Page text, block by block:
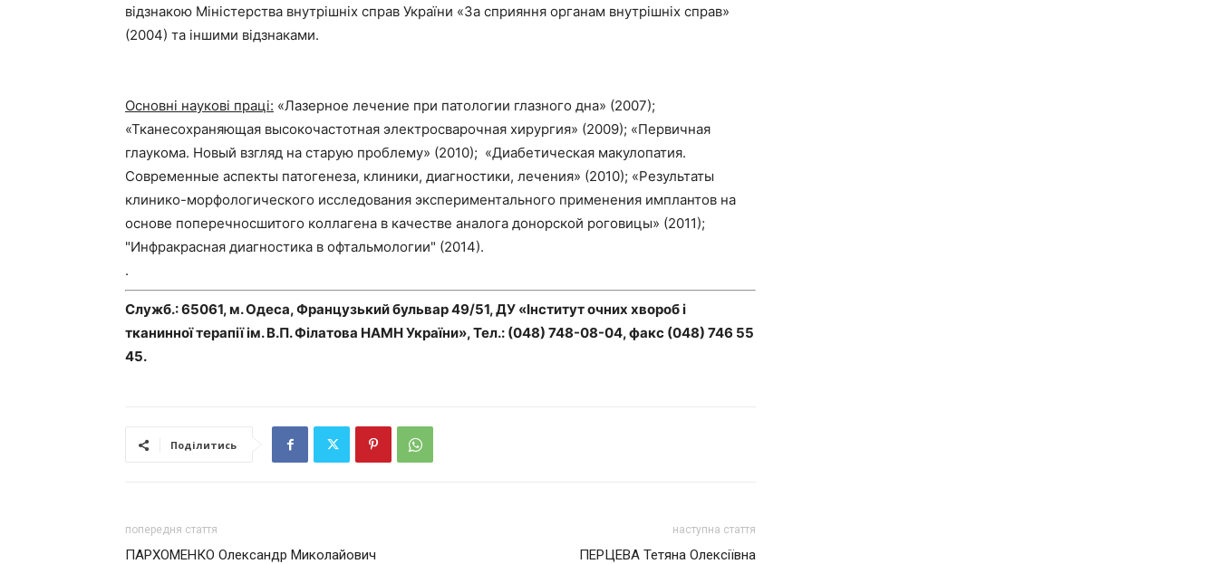
відзнакою Міністерства внутрішніх справ України «За сприяння органам внутрішніх справ»
(2004) та іншими відзнаками.
Основні наукові праці: «Лазерное лечение при патологии глазного дна» (2007);
«Тканесохраняющая высокочастотная электросварочная хирургия» (2009); «Первичная
глаукома. Новый взгляд на старую проблему» (2010); «Диабетическая макулопатия.
Современные аспекты патогенеза, клиники, диагностики, лечения» (2010); «Результаты
клинико-морфологического исследования экспериментального применения имплантов на
основе поперечносшитого коллагена в качестве аналога донорской роговицы» (2011);
"Инфракрасная диагностика в офтальмологии" (2014).
.
Служб.: 65061, м. Одеса, Французький бульвар 49/51, ДУ «Інститут очних хвороб і
тканинної терапії ім. В.П. Філатова НАМН України», Тел.: (048) 748-08-04, факс (048) 746 55
45.
Поділитись
попередня стаття
ПАРХОМЕНКО Олександр Миколайович
наступна стаття
ПЕРЦЕВА Тетяна Олексіївна